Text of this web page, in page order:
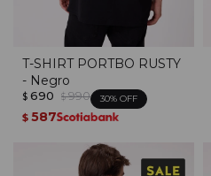
T-SHIRT PORTBO RUSTY
- Negro
$ 690 $ 990 30
$ 587